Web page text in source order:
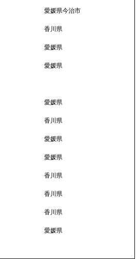
愛媛県今治市
香川県
愛媛県
愛媛県
愛媛県
香川県
愛媛県
愛媛県
香川県
香川県
香川県
愛媛県